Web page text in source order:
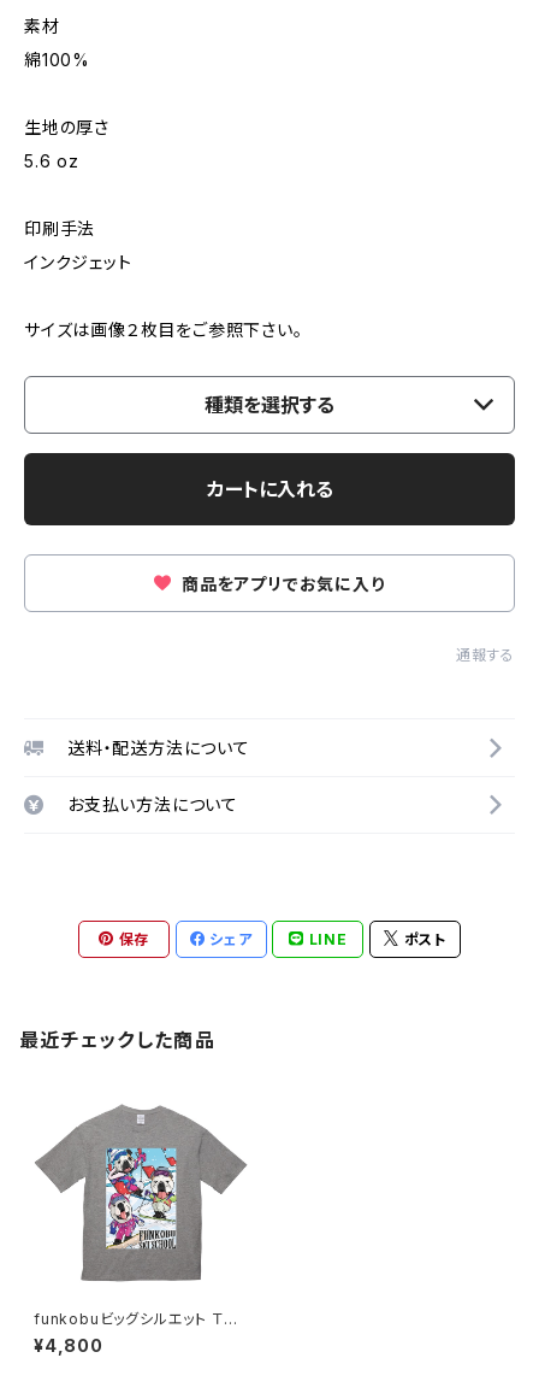
素材
綿100%
生地の厚さ
5.6 oz
印刷手法
インクジェット
サイズは画像２枚目をご参照下さい。
種類を選択する
カートに入れる
商品をアプリでお気に入り
通報する
送料・配送方法について
お支払い方法について
保存 シェア LINE ポスト
最近チェックした商品
funkobuビッグシルエット Ｔシ
ャツ（半袖）ウィンター（グレー）
¥4,800